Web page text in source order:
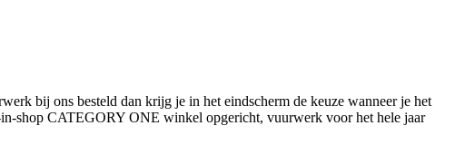
bij ons besteld dan krijg je in het eindscherm de keuze wanneer je het
shop CATEGORY ONE winkel opgericht, vuurwerk voor het hele jaar